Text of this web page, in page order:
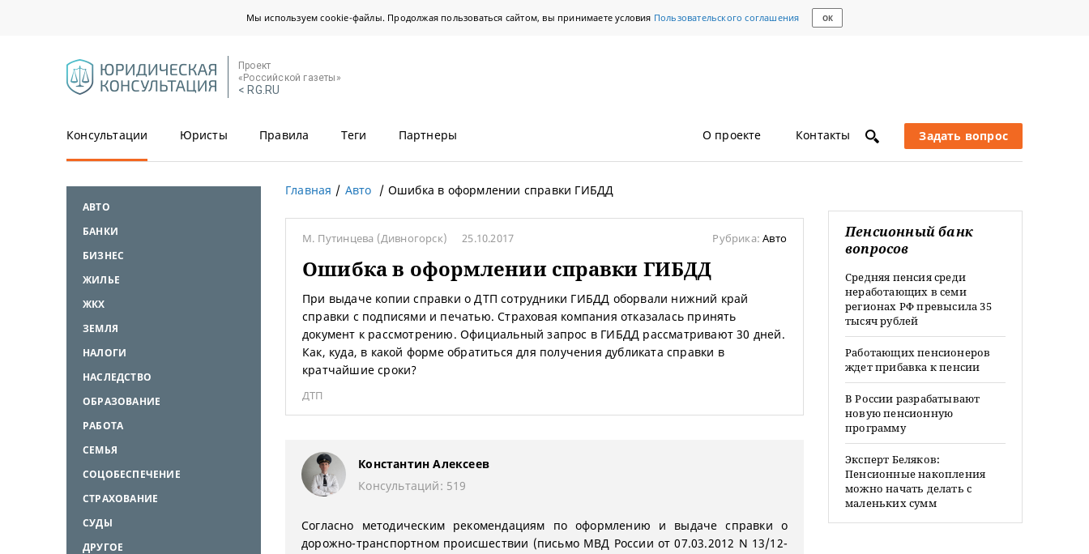
Мы используем cookie-файлы. Продолжая пользоваться сайтом, вы принимаете условия Пользовательского соглашения ОК
Проект
«Российской газеты»
< RG.RU
Консультации Юристы Правила Теги Партнеры О проекте Контакты Задать вопрос
АВТО
БАНКИ
БИЗНЕС
ЖИЛЬЕ
ЖКХ
ЗЕМЛЯ
НАЛОГИ
НАСЛЕДСТВО
ОБРАЗОВАНИЕ
РАБОТА
СЕМЬЯ
СОЦОБЕСПЕЧЕНИЕ
СТРАХОВАНИЕ
СУДЫ
ДРУГОЕ
Главная Авто Ошибка в оформлении справки ГИБДД
М. Путинцева (Дивногорск) 25.10.2017 Рубрика:Авто
Ошибка в оформлении справки ГИБДД
При выдаче копии справки о ДТП сотрудники ГИБДД оборвали нижний край
справки с подписями и печатью. Страховая компания отказалась принять
документ к рассмотрению. Официальный запрос в ГИБДД рассматривают 30 дней.
Как, куда, в какой форме обратиться для получения дубликата справки в
кратчайшие сроки?
ДТП
Константин Алексеев
Консультаций: 519
Согласно методическим рекомендациям по оформлению и выдаче справки о
дорожно-транспортном происшествии (письмо МВД России от 07.03.2012 N 13/12-
Пенсионный банк
вопросов
Средняя пенсия среди
неработающих в семи
регионах РФ превысила 35
тысяч рублей
Работающих пенсионеров
ждет прибавка к пенсии
В России разрабатывают
новую пенсионную
программу
Эксперт Беляков:
Пенсионные накопления
можно начать делать с
маленьких сумм